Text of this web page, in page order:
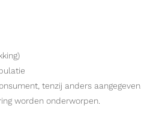
tenzij anders
worden onderworpen.